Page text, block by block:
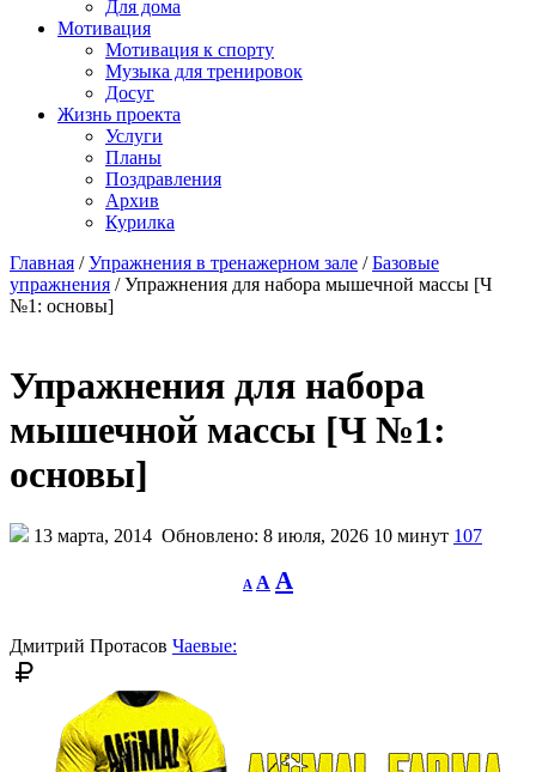
Для дома
Мотивация
Мотивация к спорту
Музыка для тренировок
Досуг
Жизнь проекта
Услуги
Планы
Поздравления
Архив
Курилка
Главная / Упражнения в тренажерном зале / Базовые
упражнения / Упражнения для набора мышечной массы [Ч
№1: основы]
Упражнения для набора
мышечной массы [Ч №1:
основы]
13 марта, 2014 Обновлено: 8 июля, 2026 10 минут 107
A
Decrease
font
A Reset
font
A
Дмитрий Протасов Чаевые: